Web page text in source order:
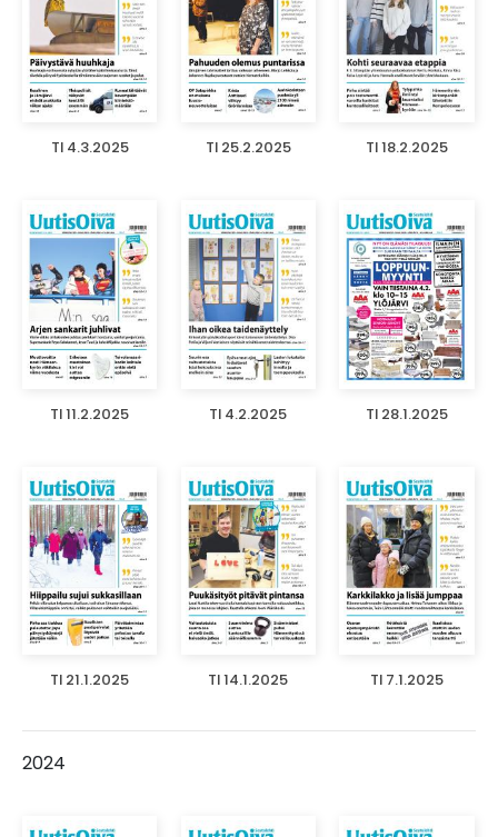
TI 4.3.2025 TI 25.2.2025 TI 18.2.2025
TI 11.2.2025 TI 4.2.2025 TI 28.1.2025
TI 21.1.2025 TI 14.1.2025 TI 7.1.2025
2024